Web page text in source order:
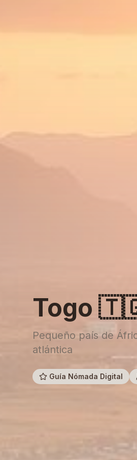
Togo
Pequeño país de
atlántica
Guía Nómada Digital